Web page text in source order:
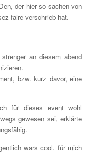
der hier so sachen von
faire verschrieb hat.
an diesem abend
bzw. kurz davor, eine
für dieses event wohl
gewesen sei, erklärte
wars cool. für mich